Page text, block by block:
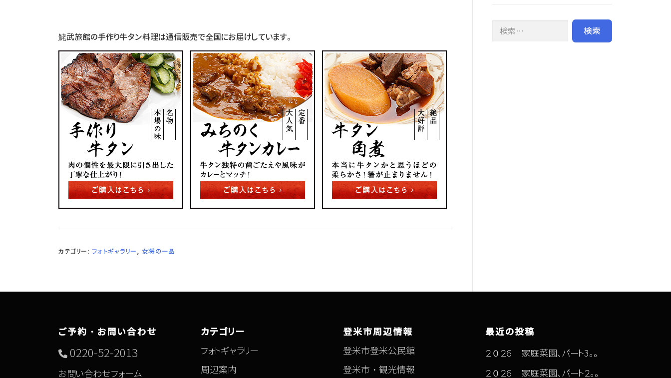
鮱武旅館の手作り牛タン料理は通信販売で全国にお届けしています。
カテゴリー: フォトギャラリー, 女将の一品
ご予約・お問い合わせ
0220-52-2013
お問い合わせフォーム
カテゴリー
フォトギャラリー
周辺案内
登米市周辺情報
登米市登米公民館
登米市・観光情報
最近の投稿
２０２６ 家庭菜園、パート3。。
２０２６ 家庭菜園、パート２。。